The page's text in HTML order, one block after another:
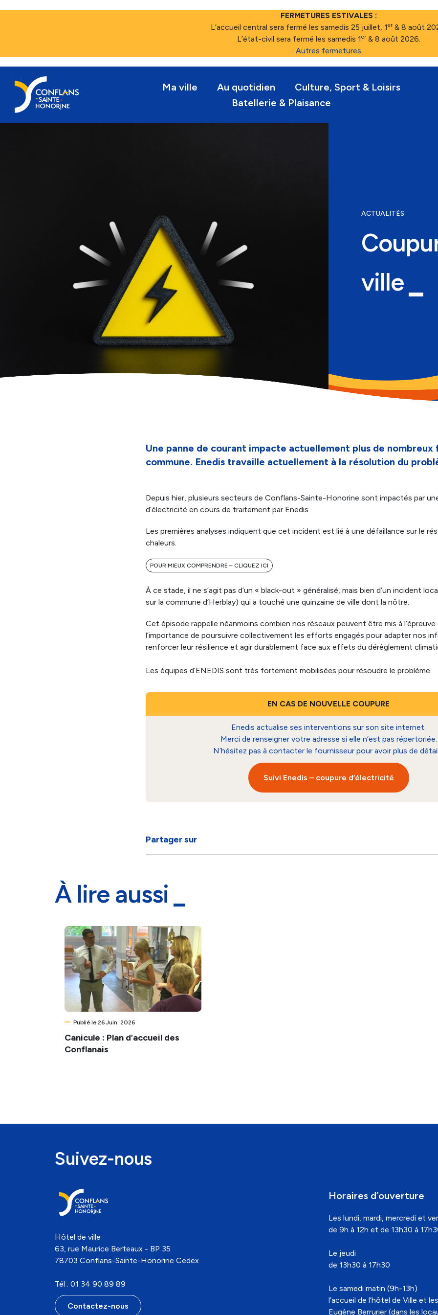
FERMETURES ESTIVALES :
L’accueil central sera fermé les samedis 25 juillet, 1er& 8 août
L’état-civil sera fermé les samedis 1er& 8 août 2026.
Autres fermetures
Ma ville Au quotidien
Culture, Sport & Loisirs
Batellerie & Plaisance
ACTUALITÉS
ville
Une panne de courant impacte actuellement plus de
commune. Enedis travaille actuellement à la résolution du
Depuis hier, plusieurs secteurs de Conflans-Sainte-Honorine sont impactés par
d’électricité en cours de traitement par Enedis.
Les premières analyses indiquent que cet incident est lié à une défaillance sur le
chaleurs.
POUR MIEUX COMPRENDRE – CLIQUEZ ICI
À ce stade, il ne s’agit pas d’un « black-out » généralisé, mais bien d’un incident
sur la commune d’Herblay) qui a touché une quinzaine de ville dont la nôtre.
Cet épisode rappelle néanmoins combien nos réseaux peuvent être mis à
l’importance de poursuivre collectivement les efforts engagés pour adapter nos
renforcer leur résilience et agir durablement face aux effets du dérèglement
Les équipes d’ENEDIS sont très fortement mobilisées pour résoudre le problème.
EN CAS DE NOUVELLE COUPURE
Enedis actualise ses interventions sur son site internet.
Merci de renseigner votre adresse si elle n’est pas répertoriée.
N’hésitez pas à contacter le fournisseur pour avoir plus de
Suivi Enedis – coupure d’électricité
Partager sur
À lire aussi
Publié le 26 Juin. 2026
Canicule : Plan d’accueil des
Conflanais
Suivez-nous
Hôtel de ville
63, rue Maurice Berteaux - BP 35
78703 Conflans-Sainte-Honorine Cedex
Tél : 01 34 90 89 89
Contactez-nous
Horaires d’ouverture
Les lundi, mardi, mercredi et
de 9h à 12h et de 13h30 à
Le jeudi
de 13h30 à 17h30
Le samedi matin (9h-13h)
l’accueil de l’hôtel de Ville et
Eugène Berrurier (dans les